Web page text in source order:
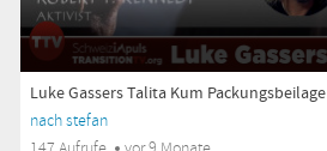
Luke Gassers Talita Kum Packungsbeilage
nach stefan